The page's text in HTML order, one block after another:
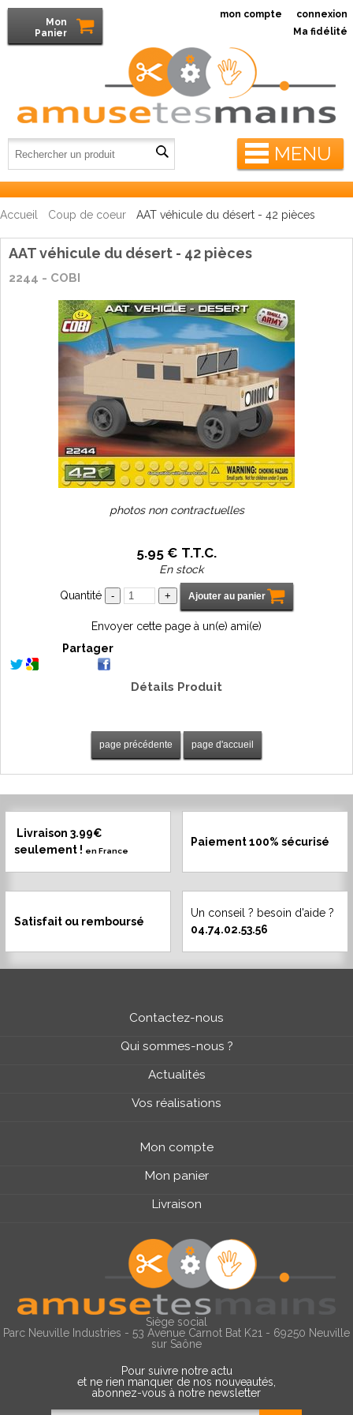
MENU
mon compte connexion
Mon
Panier
Ma fidélité
Accueil Coup de coeur AAT véhicule du désert - 42 pièces
AAT véhicule du désert - 42 pièces
2244 - COBI
photos non contractuelles
5.95 € T.T.C.
En stock
Quantité
Envoyer cette page à un(e) ami(e)
Partager
Détails Produit
Livraison 3.99€
seulement ! en France
Paiement 100% sécurisé
Satisfait ou remboursé
Un conseil ? besoin d'aide ?
04.74.02.53.56
Contactez-nous
Qui sommes-nous ?
Actualités
Vos réalisations
Mon compte
Mon panier
Livraison
Siège social
Parc Neuville Industries - 53 Avenue Carnot Bat K21 - 69250 Neuville
sur Saône
Pour suivre notre actu
et ne rien manquer de nos nouveautés,
abonnez-vous à notre newsletter